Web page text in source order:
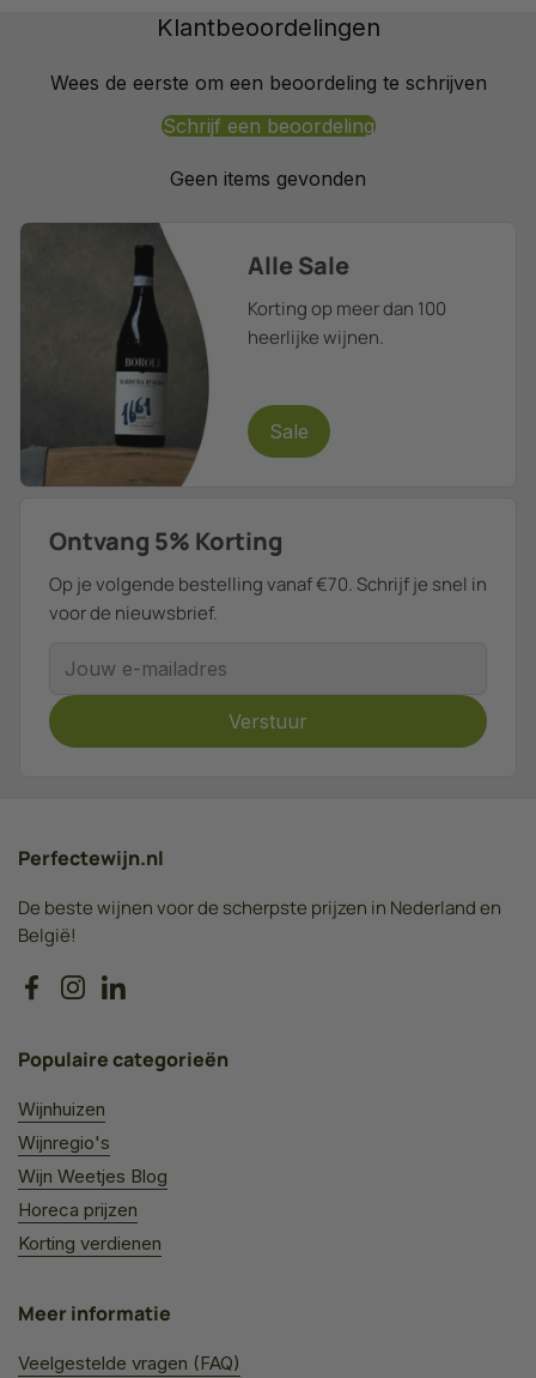
Klantbeoordelingen
Wees de eerste om een beoordeling te schrijven
Schrijf een beoordeling
Geen items gevonden
Alle Sale
Korting op meer dan 100
heerlijke wijnen.
Sale
Ontvang 5% Korting
Op je volgende bestelling vanaf €70. Schrijf je snel in
voor de nieuwsbrief.
Verstuur
Perfectewijn.nl
De beste wijnen voor de scherpste prijzen in Nederland en
België!
Facebook
InstagramLinkedIn
Populaire categorieën
Wijnhuizen
Wijnregio's
Wijn Weetjes Blog
Horeca prijzen
Korting verdienen
Meer informatie
Veelgestelde vragen (FAQ)